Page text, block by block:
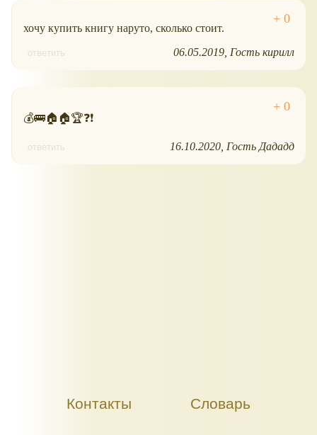
хочу купить книгу наруто, сколько стоит.
ответить 06.05.2019 Гость кирилл
💰🚌🏠🏠🏆❓❗
ответить 16.10.2020 Гость Дададд
Контакты Словарь